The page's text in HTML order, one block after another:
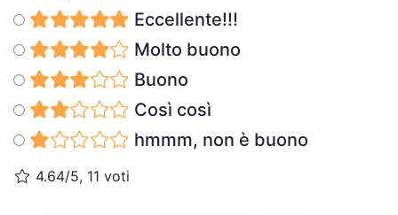
Eccellente!!!
Molto buono
Buono
Così così
hmmm, non è buono
4.64/5, 11 voti